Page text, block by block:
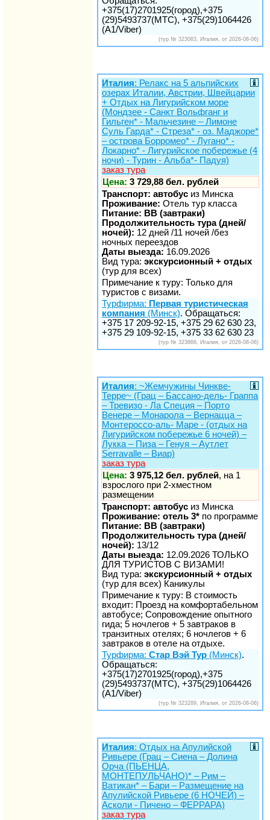
+375(17)2701925(город),+375
(29)5493737(МТС), +375(29)1064426
(A1/Viber)
(тур № 323083, Италия, от 2026-08-06)
Италия: Релакс на 5 альпийских
озерах Италии, Австрии, Швейцарии
+ Отдых на Лигурийском море
(Мондзее - Санкт Вольфганг и
Гильген* - Мальчезине – Лимоне
Суль Гарда* - Стреза* - оз. Маджоре*
– острова Борромео* - Лугано* -
Локарно* - Лигурийское побережье (4
ночи) - Турин - Альба*- Падуя)
заказ тура
Цена: 3 729,88 бел. рублей
Транспорт: автобус из Минска
Проживание: Отель тур класса
Питание: BB (завтраки)
Продолжительность тура (дней/
ночей): 12 дней /11 ночей /без
ночных переездов
Даты выезда: 16.09.2026
Вид тура: экскурсионный + отдых
(тур для всех)
Примечание к туру: Только для
туристов с визами.
Турфирма: Первая туристическая
компания (Минск). Обращаться:
+375 17 209-92-15, +375 29 62 630 23,
+375 29 109-92-15, +375 33 62 630 23
(тур № 323866, Италия, от 2026-08-06)
Италия: ~Жемчужины Чинкве-
Терре~ (Грац – Бассано-дель- Граппа
– Тревизо - Ла Специя – Порто
Венере – Монарола – Вернацца –
Монтероссо-аль- Маре - (отдых на
Лигурийском побережье 6 ночей) –
Лукка – Пиза – Генуя – Аутлет
Serravalle – Виар)
заказ тура
Цена: 3 975,12 бел. рублей, на 1
взрослого при 2-хместном
размещении
Транспорт: автобус из Минска
Проживание: отель 3* по программе
Питание: BB (завтраки)
Продолжительность тура (дней/
ночей): 13/12
Даты выезда: 12.09.2026 ТОЛЬКО
ДЛЯ ТУРИСТОВ С ВИЗАМИ!
Вид тура: экскурсионный + отдых
(тур для всех) Каникулы
Примечание к туру: В стоимость
входит: Проезд на комфортабельном
автобусе; Сопровождение опытного
гида; 5 ночлегов + 5 завтраков в
транзитных отелях; 6 ночлегов + 6
завтраков в отеле на отдыхе.
Турфирма: Стар Вэй Тур (Минск).
Обращаться:
+375(17)2701925(город),+375
(29)5493737(МТС), +375(29)1064426
(A1/Viber)
(тур № 323289, Италия, от 2026-08-06)
Италия: Отдых на Апулийской
Ривьере (Грац – Сиена – Долина
Орча (ПЬЕНЦА,
МОНТЕПУЛЬЧАНО)* – Рим –
Ватикан* – Бари – Размещение на
Апулийской Ривьере (6 НОЧЕЙ) –
Асколи - Пичено – ФЕРРАРА)
заказ тура